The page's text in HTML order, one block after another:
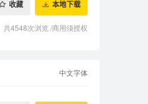
收藏 本地下载
共4548次浏览/商用须授权
中文字体